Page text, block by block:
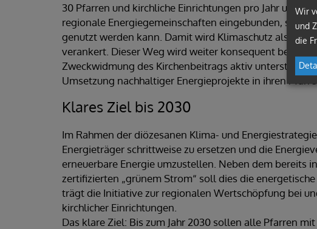
30 Pfarren und kirchliche Einrichtungen pro Jahr
regionale Energiegemeinschaften eingebunden,
genutzt werden kann. Damit wird Klimaschutz als
verankert. Dieser Weg wird weiter konsequent
Zweckwidmung des Kirchenbeitrags aktiv unterstützt
Umsetzung nachhaltiger Energieprojekte in ihren
Klares Ziel bis 2030
Im Rahmen der diözesanen Klima- und
Energieträger schrittweise zu ersetzen und die
erneuerbare Energie umzustellen. Neben dem bereits
zertifizierten „grünem Strom“ soll dies die
trägt die Initiative zur regionalen Wertschöpfung bei
kirchlicher Einrichtungen.
Das klare Ziel: Bis zum Jahr 2030 sollen alle Pfarren
Wir
und
die